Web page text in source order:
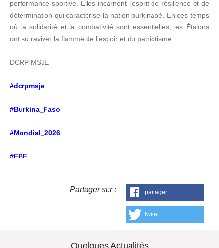
performance sportive. Elles incarnent l’esprit de résilience et de
détermination qui caractérise la nation burkinabè. En ces temps
où la solidarité et la combativité sont essentielles, les Étalons
ont su raviver la flamme de l’espoir et du patriotisme.
DCRP MSJE
#dcrpmsje
#Burkina_Faso
#Mondial_2026
#FBF
Partager sur : partager
tweet
Quelques Actualités